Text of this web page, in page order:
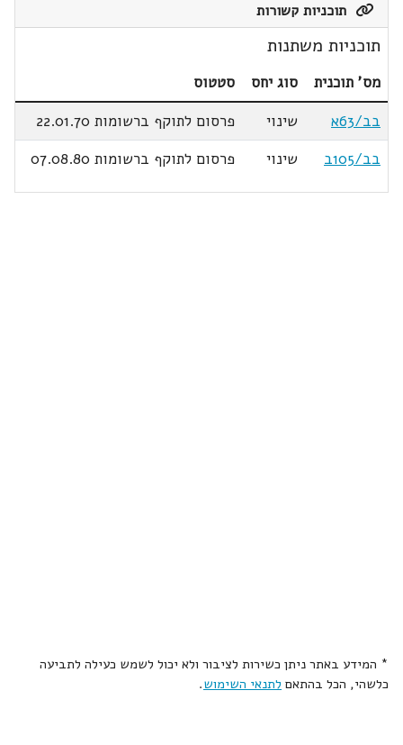
תוכניות קשורות
תוכניות משתנות
מס' תוכנית סוג יחס
סטטוס
בב/63א
שינוי
פרסום לתוקף ברשומות 22.01.70
בב/105ב
שינוי פרסום לתוקף ברשומות 07.08.80
* המידע באתר ניתן כשירות לציבור ולא יכול לשמש כעילה לתביעה
כלשהי, הכל בהתאם לתנאי השימוש.